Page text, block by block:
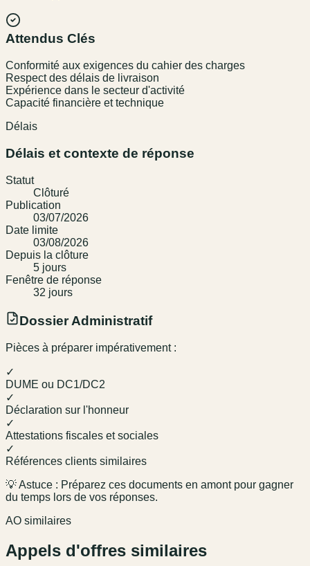
Attendus Clés
Conformité aux exigences du cahier des charges
Respect des délais de livraison
Expérience dans le secteur d'activité
Capacité financière et technique
Délais
Délais et contexte de réponse
Statut
Clôturé
Publication
03/07/2026
Date limite
03/08/2026
Depuis la clôture
5 jours
Fenêtre de réponse
32 jours
Dossier Administratif
Pièces à préparer impérativement :
✓
DUME ou DC1/DC2
✓
Déclaration sur l'honneur
✓
Attestations fiscales et sociales
✓
Références clients similaires
💡 Astuce : Préparez ces documents en amont pour gagner
du temps lors de vos réponses.
AO similaires
Appels d'offres similaires